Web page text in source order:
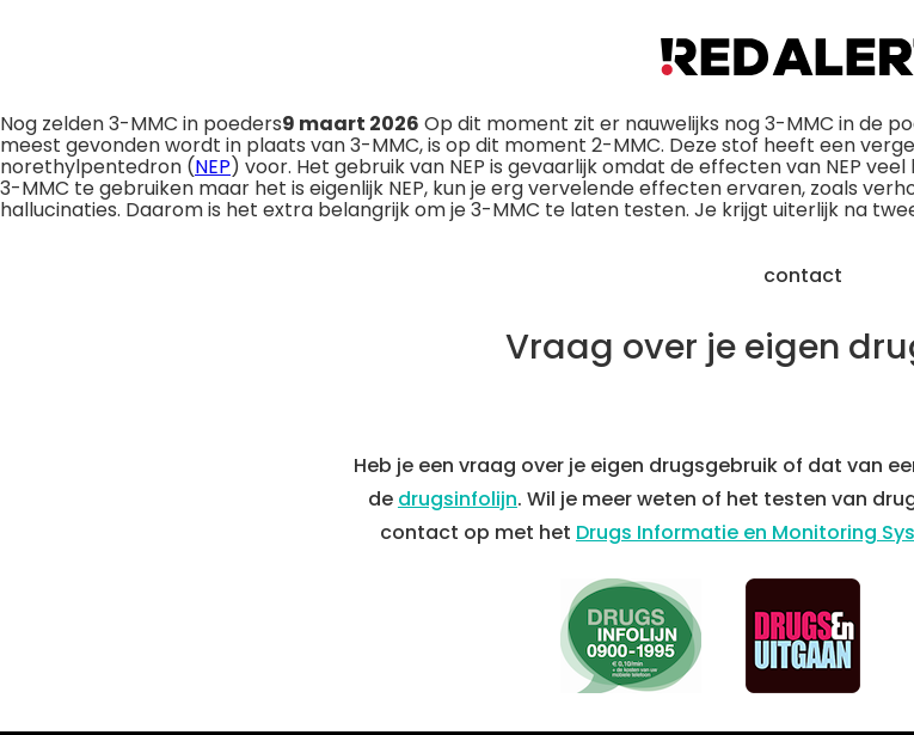
Nog zelden 3-MMC in poeders9 maart 2026 Op dit moment zit er nauwelijks nog 3-MMC in de
meest gevonden wordt in plaats van 3-MMC, is op dit moment 2-MMC. Deze stof heeft een
norethylpentedron (NEP) voor. Het gebruik van NEP is gevaarlijk omdat de effecten van NEP
3-MMC te gebruiken maar het is eigenlijk NEP, kun je erg vervelende effecten ervaren, zoals
hallucinaties. Daarom is het extra belangrijk om je 3-MMC te laten testen. Je krijgt uiterlijk na
contact
Vraag over je eigen
Heb je een vraag over je eigen drugsgebruik of dat van
de drugsinfolijn. Wil je meer weten of het testen van
contact op met het Drugs Informatie en Monitoring